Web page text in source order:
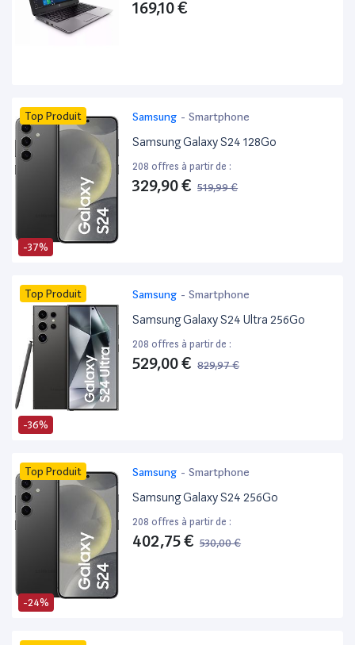
169,10 €
-37%
Top Produit Samsung - Smartphone
Samsung Galaxy S24 128Go
208 offres à partir de :
329,90 € 519,99 €
-36%
Top Produit Samsung - Smartphone
Samsung Galaxy S24 Ultra 256Go
208 offres à partir de :
529,00 € 829,97 €
-24%
Top Produit Samsung - Smartphone
Samsung Galaxy S24 256Go
208 offres à partir de :
402,75 € 530,00 €